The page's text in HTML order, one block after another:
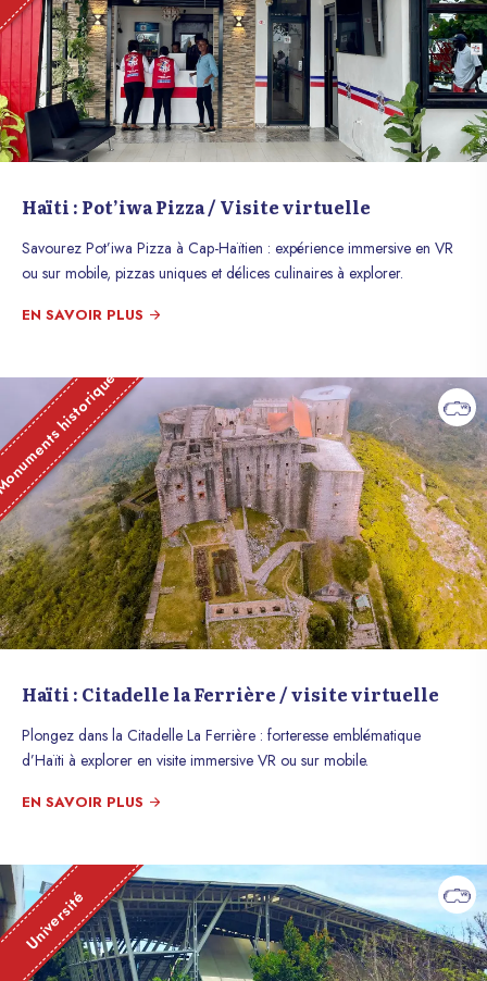
Haïti : Pot’iwa Pizza / Visite virtuelle
Savourez Pot’iwa Pizza à Cap-Haïtien : expérience immersive en VR
ou sur mobile, pizzas uniques et délices culinaires à explorer.
EN SAVOIR PLUS
historique
Haïti : Citadelle la Ferrière / visite virtuelle
Plongez dans la Citadelle La Ferrière : forteresse emblématique
d’Haïti à explorer en visite immersive VR ou sur mobile.
EN SAVOIR PLUS
Université